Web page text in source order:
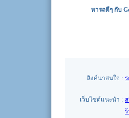
หารถดีๆ กับ
ลิงค์น่าสนใจ :
เว็บไซต์แนะนำ :